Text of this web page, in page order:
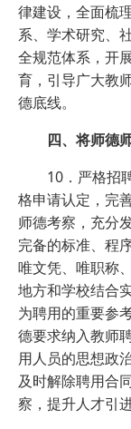
律建设，全面梳
系、学术研究、
全规范体系，开
育，引导广大教
德底线。
四、将师德
10．严格招聘
格申请认定，完
师德考察，充分
完备的标准、程
唯文凭、唯职称
地方和学校结合
为聘用的重要参
德要求纳入教师
用人员的思想政
及时解除聘用合
察，提升人才引进